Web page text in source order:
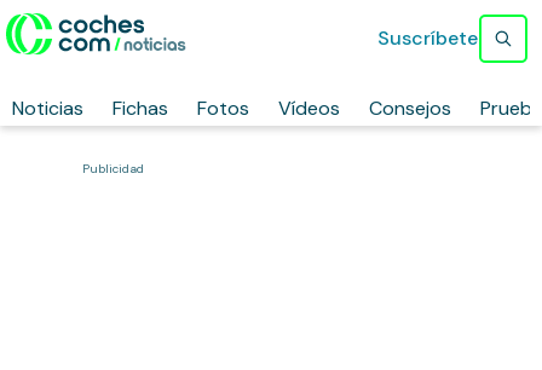
Noticias Fichas Fotos Vídeos Consejos
Suscríbete
Publicidad